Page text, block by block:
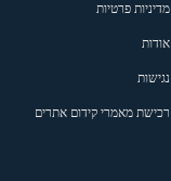
מדיניות פרטיות
אודות
נגישות
רכישת מאמרי קידום אתרים